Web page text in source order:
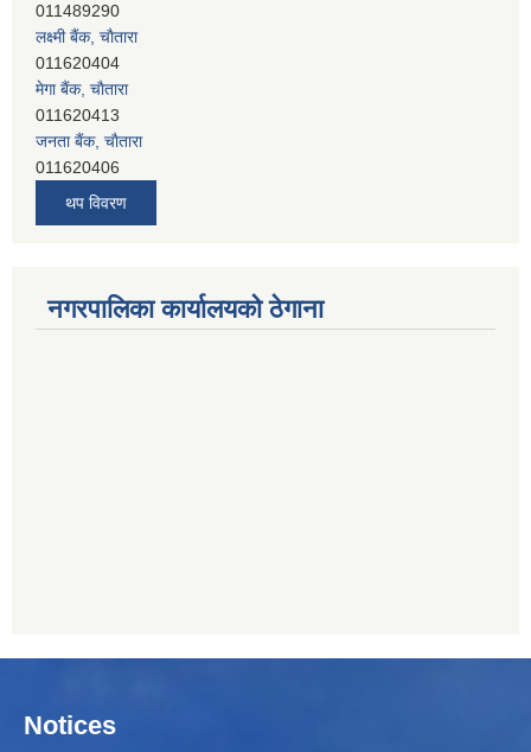
011489290
लक्ष्मी बैंक, चाैतारा
011620404
मेगा बैंक, चाैतारा
011620413
जनता बैंक, चाैतारा
011620406
देव विकास बैंक, बाह्रविसे
सिभिल बैंक, मेलम्ची
011401055
थप विवरण
नगरपालिका कार्यालयको ठेगाना
Notices